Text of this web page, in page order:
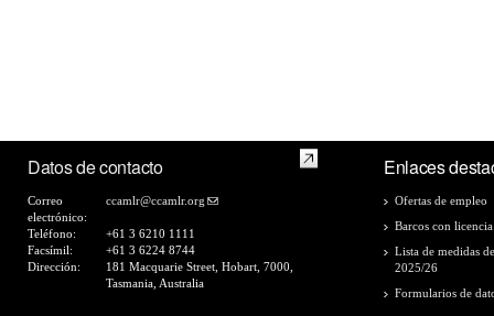
Datos de contacto
Correo
electrónico:
ccamlr@ccamlr.org
Teléfono:
+61 3 6210 1111
Facsímil:
+61 3 6224 8744
Dirección:
181 Macquarie Street, Hobart, 7000,
Tasmania, Australia
Enlaces
Ofertas de empleo
Barcos con
Lista de medidas
2025/26
Formularios de